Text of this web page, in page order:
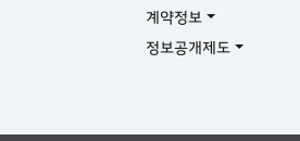
계약정보
정보공개제도